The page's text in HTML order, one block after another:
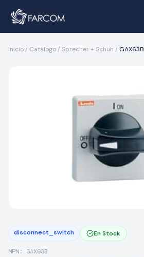
Inicio / Catálogo / Sprecher + Schuh / GAX63B
disconnect_switch En Stock
MPN: GAX63B